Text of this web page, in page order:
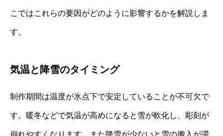
こではこれらの要因がどのように影響するかを解説しま
す。
気温と降雪のタイミング
制作期間は温度が氷点下で安定していることが不可欠で
す。暖冬などで気温が高めになると雪が軟化し、彫刻が